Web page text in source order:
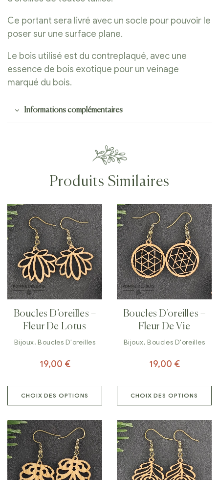
Ce portant sera livré avec un socle pour pouvoir le
poser sur une surface plane.
Le bois utilisé est du contreplaqué, avec une
essence de bois exotique pour un veinage
marqué du bois.
Informations complémentaires
Produits Similaires
Boucles D’oreilles –
Fleur De Lotus
Bijoux,Boucles D'oreilles
19,00 €
CHOIX DES OPTIONS
Boucles D’oreilles –
Fleur De Vie
Bijoux,Boucles D'oreilles
19,00 €
CHOIX DES OPTIONS